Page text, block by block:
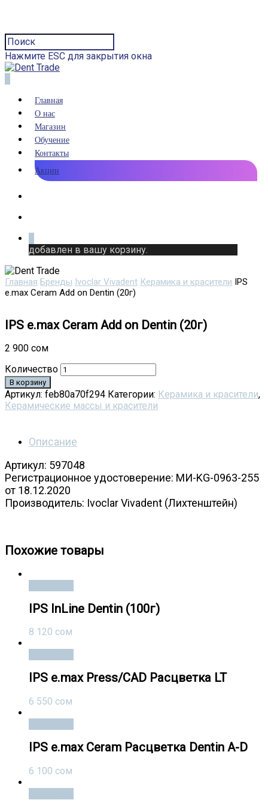
Нажмите ESC для закрытия окна
Главная
О нас
Магазин
Обучение
Контакты
Акции
добавлен в вашу корзину.
Главная Бренды Ivoclar Vivadent Керамика и красители IPS
e.max Ceram Add on Dentin (20г)
IPS e.max Ceram Add on Dentin (20г)
2 900 сом
Количество
В корзину
Артикул: feb80a70f294 Категории: Керамика и красители,
Керамические массы и красители
Описание
Артикул: 597048
Регистрационное удостоверение: МИ-KG-0963-255
от 18.12.2020
Производитель: Ivoclar Vivadent (Лихтенштейн)
Похожие товары
IPS InLine Dentin (100г)
8 120 сом
IPS e.max Press/CAD Расцветка LT
6 550 сом
IPS e.max Ceram Расцветка Dentin A-D
6 100 сом